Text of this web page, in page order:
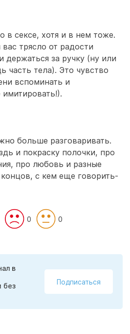
в сексе, хотя и в нем тоже.
трясло от радости
держаться за ручку (ну или
часть тела). Это чувство
вспоминать и
имитировать!).
больше разговаривать.
и покраску полочки, про
про любовь и разные
с кем еще говорить-
0 0
в
без
Подписаться